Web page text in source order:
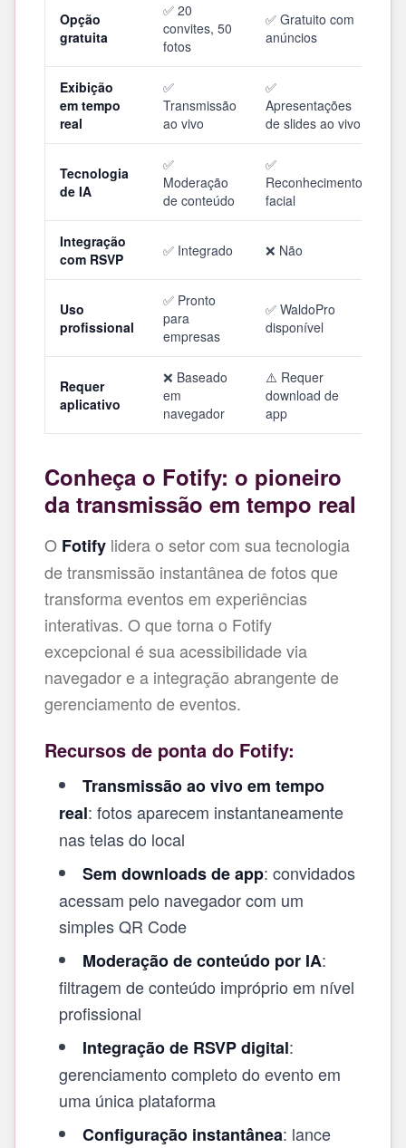
Opção
gratuita
✅ 20
convites, 50
fotos
✅ Gratuito com
anúncios
Exibição
em tempo
real
✅
Transmissão
ao vivo
✅
Apresentações
de slides ao vivo
Tecnologia
de IA
✅
Moderação
de conteúdo
✅
Reconhecimento
facial
Integração
com RSVP
✅ Integrado ❌ Não
Uso
profissional
✅ Pronto
para
empresas
✅ WaldoPro
disponível
Requer
aplicativo
❌ Baseado
em
navegador
⚠️ Requer
download de
app
Conheça o Fotify: o pioneiro
da transmissão em tempo real
O Fotify lidera o setor com sua tecnologia
de transmissão instantânea de fotos que
transforma eventos em experiências
interativas. O que torna o Fotify
excepcional é sua acessibilidade via
navegador e a integração abrangente de
gerenciamento de eventos.
Recursos de ponta do Fotify:
Transmissão ao vivo em tempo
real: fotos aparecem instantaneamente
nas telas do local
Sem downloads de app: convidados
acessam pelo navegador com um
simples QR Code
Moderação de conteúdo por IA:
filtragem de conteúdo impróprio em nível
profissional
Integração de RSVP digital:
gerenciamento completo do evento em
uma única plataforma
Configuração instantânea: lance